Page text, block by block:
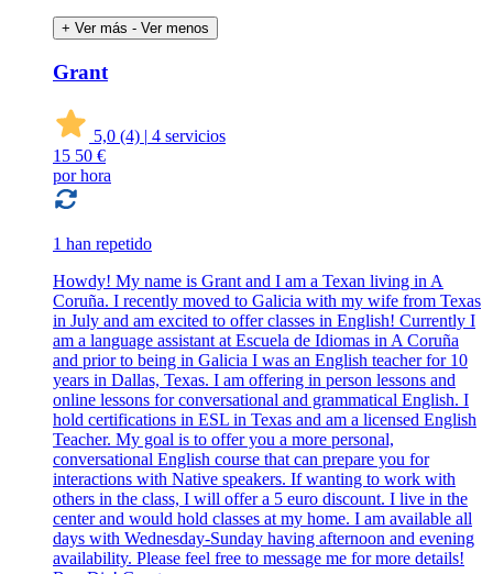
+ Ver más - Ver menos
Grant
5,0 (4) | 4 servicios
15 50 €
por hora
1 han repetido
Howdy! My name is Grant and I am a Texan living in A
Coruña. I recently moved to Galicia with my wife from Texas
in July and am excited to offer classes in English! Currently I
am a language assistant at Escuela de Idiomas in A Coruña
and prior to being in Galicia I was an English teacher for 10
years in Dallas, Texas. I am offering in person lessons and
online lessons for conversational and grammatical English. I
hold certifications in ESL in Texas and am a licensed English
Teacher. My goal is to offer you a more personal,
conversational English course that can prepare you for
interactions with Native speakers. If wanting to work with
others in the class, I will offer a 5 euro discount. I live in the
center and would hold classes at my home. I am available all
days with Wednesday-Sunday having afternoon and evening
availability. Please feel free to message me for more details!